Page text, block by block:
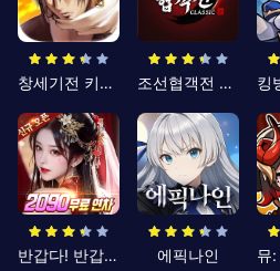
창세기전 키우기 조선협객전 클래식
반갑다! 반갑삼국지 에픽나인